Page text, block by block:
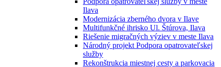
Ilava
Modernizácia zberného dvora v Ilave
Multifunkčné ihrisko Ul. Štúrova, Ilava
Riešenie migračných výziev v meste Ilava
Národný projekt Podpora opatrovateľskej
služby
Rekonštrukcia miestnej cesty a parkovacia